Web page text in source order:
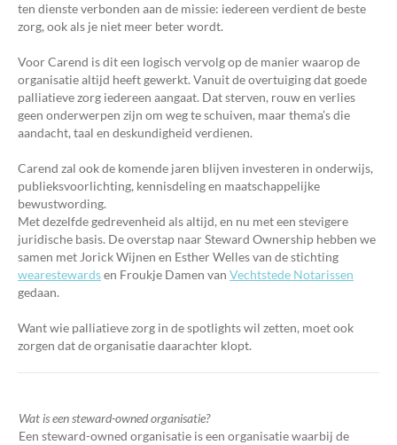
ten dienste verbonden aan de missie: iedereen verdient de beste
zorg, ook als je niet meer beter wordt.
Voor Carend is dit een logisch vervolg op de manier waarop de
organisatie altijd heeft gewerkt. Vanuit de overtuiging dat goede
palliatieve zorg iedereen aangaat. Dat sterven, rouw en verlies
geen onderwerpen zijn om weg te schuiven, maar thema’s die
aandacht, taal en deskundigheid verdienen.
Carend zal ook de komende jaren blijven investeren in onderwijs,
publieksvoorlichting, kennisdeling en maatschappelijke
bewustwording.
Met dezelfde gedrevenheid als altijd, en nu met een stevigere
juridische basis. De overstap naar Steward Ownership hebben we
samen met Jorick Wijnen en Esther Welles van de stichting
wearestewardsen Froukje Damen van Vechtstede Notarissen
gedaan.
Want wie palliatieve zorg in de spotlights wil zetten, moet ook
zorgen dat de organisatie daarachter klopt.
Wat is een steward-owned organisatie?
Een steward-owned organisatie is een organisatie waarbij de